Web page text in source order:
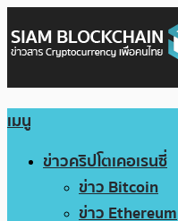
เมนู
ข่าวคริปโตเคอเรนซี่
ข่าว Bitcoin
ข่าว Ethereum